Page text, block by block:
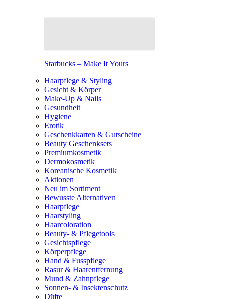
Starbucks – Make It Yours
Haarpflege & Styling
Gesicht & Körper
Make-Up & Nails
Gesundheit
Hygiene
Erotik
Geschenkkarten & Gutscheine
Beauty Geschenksets
Premiumkosmetik
Dermokosmetik
Koreanische Kosmetik
Aktionen
Neu im Sortiment
Bewusste Alternativen
Haarpflege
Haarstyling
Haarcoloration
Beauty- & Pflegetools
Gesichtspflege
Körperpflege
Hand & Fusspflege
Rasur & Haarentfernung
Mund & Zahnpflege
Sonnen- & Insektenschutz
Düfte